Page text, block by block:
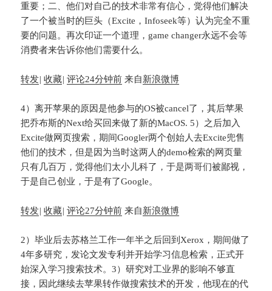
重要；二、他们对自己的技术非常有信心，觉得他们解决
了一个被当时的巨头（Excite，Infoseek等）认为完全不重
要的问题。再次印证一个道理，game changer永远不会等
消费者来告诉你他们需要什么。
转发| 收藏| 评论24分钟前 来自新浪微博
4）离开苹果的原因是他参与的OS被cancel了，其后苹果
把乔布斯的Next给买回来做了新的MacOS. 5）之后加入
Excite做网页搜索，期间Googler两个创始人去Excite兜售
他们的技术，但是因为当时这两人的demo检索的网页量
只有几百万，觉得他们太小儿科了，于是两哥们被鄙视，
于是自己创业，于是有了Google。
转发| 收藏| 评论27分钟前 来自新浪微博
2）毕业后去苏格兰工作一年半之后回到Xerox，期间做了
4年多研究，发论文发专利并开始学习信息检索，正式开
始深入学习搜索技术。3）研究对工业界的影响不够直
接，因此继续去苹果转作做搜索技术的开发，他现在的代